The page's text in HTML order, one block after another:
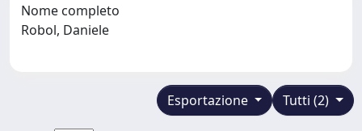
Nome completo
Robol, Daniele
Tutti (2)
Esportazione